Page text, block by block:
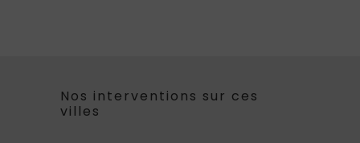
Nos interventions sur ces
villes